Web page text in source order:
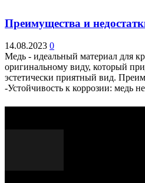
Преимущества и
14.08.2023 0
Медь - идеальный материал для
оригинальному виду, который
эстетически приятный вид.
-Устойчивость к коррозии: медь